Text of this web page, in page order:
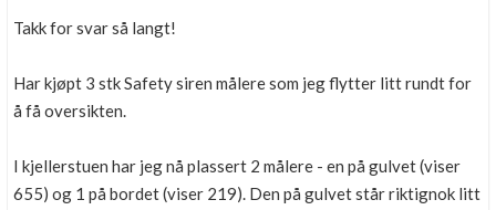
Takk for svar så langt!
Har kjøpt 3 stk Safety siren målere som jeg flytter litt rundt for
å få oversikten.
I kjellerstuen har jeg nå plassert 2 målere - en på gulvet (viser
655) og 1 på bordet (viser 219). Den på gulvet står riktignok litt